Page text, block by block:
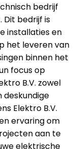
bedrijf
Dit bedrijf is
installaties en
het leveren van
binnen het
focus op
B.V. zowel
deskundige
Elektro B.V.
ervaring om
aan te
elektrische